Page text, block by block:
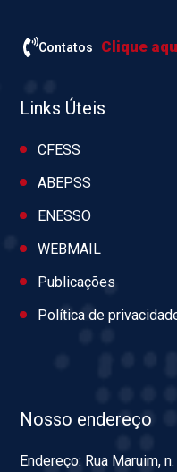
Contatos Clique
Links Úteis
CFESS
ABEPSS
ENESSO
WEBMAIL
Publicações
Política de
Nosso endereço
Endereço: Rua Maruim,